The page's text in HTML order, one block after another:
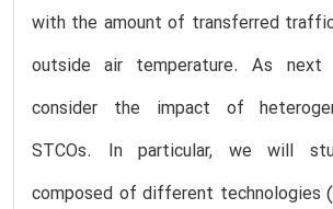
with the amount of transferred
outside air temperature. As
consider the impact of
STCOs. In particular, we will
composed of different technologies